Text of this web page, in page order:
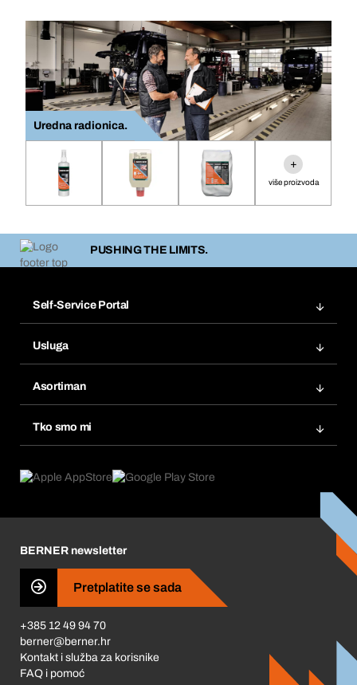
Uredna radionica.
+
više proizvoda
PUSHING THE LIMITS.
Self-Service Portal
Popisi želja
Ponovno naručivanje
Pretplate
Usluga
Tražitelji proizvoda
Asortiman
Tko smo mi
Što nas pokreće
Business Conduct
BERNER newsletter
Pretplatite se sada
+385 12 49 94 70
berner@berner.hr
Kontakt i služba za korisnike
FAQ i pomoć